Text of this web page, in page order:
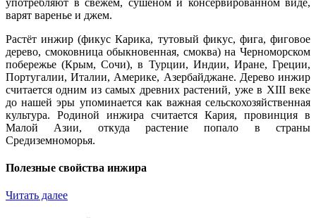
варят варенье и джем.
Растёт инжир (фикус Карика, тутовый фикус, фига, фиговое
дерево, смоковница обыкновенная, смоква) на Черноморском
побережье (Крым, Сочи), в Турции, Индии, Иране, Греции,
Португалии, Италии, Америке, Азербайджане. Дерево инжир
считается одним из самых древних растений, уже в XIII веке
до нашей эры упоминается как важная сельскохозяйственная
культура. Родиной инжира считается Кария, провинция в
Малой Азии, откуда растение попало в страны
Средиземноморья.
Полезные свойства инжира
Читать далее